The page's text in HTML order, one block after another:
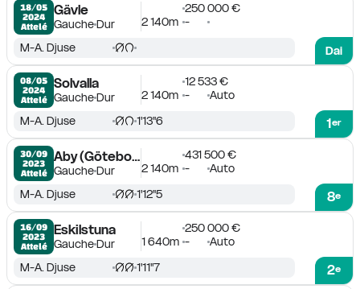
18/05
2024
Attelé
Gävle
GaucheDur
250 000 €
2 140m -
Dai
M-A. Djuse
08/05
2024
Attelé
Solvalla
GaucheDur
12 533 €
2 140m - Auto
1er
M-A. Djuse 1'13''6
30/09
2023
Attelé
Aby (Göteborg)
GaucheDur
431 500 €
2 140m - Auto
8e
M-A. Djuse 1'12''5
16/09
2023
Attelé
Eskilstuna
GaucheDur
250 000 €
1 640m - Auto
2e
M-A. Djuse 1'11''7